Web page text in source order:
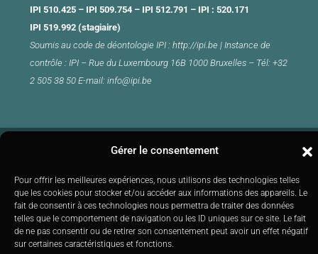
Gérer le consentement
Pour offrir les meilleures expériences, nous utilisons des technologies telles
que les cookies pour stocker et/ou accéder aux informations des appareils. Le
fait de consentir à ces technologies nous permettra de traiter des données
telles que le comportement de navigation ou les ID uniques sur ce site. Le fait
de ne pas consentir ou de retirer son consentement peut avoir un effet négatif
sur certaines caractéristiques et fonctions.
IPI 510.425 – IPI 509.754 – IPI 512.791 – IPI : 520.171
IPI 519.992 (stagiaire)
Soumis au code de déontologie IPI : http://ipi.be | Instance de
contrôle : IPI – Rue du Luxembourg 16B 1000 Bruxelles – Tél: +32
2 505 38 50 E-mail: info@ipi.be
© You Real Estate Agency